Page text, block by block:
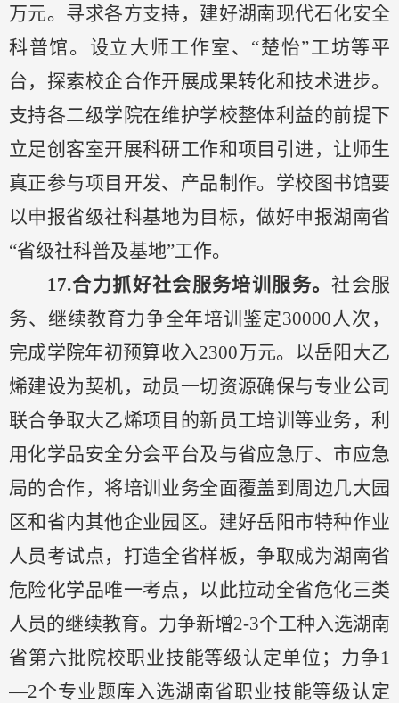
万元。寻求各方支持，建好湖南现代石化安全
科普馆。设立大师工作室、“楚怡”工坊等平
台，探索校企合作开展成果转化和技术进步。
支持各二级学院在维护学校整体利益的前提下
立足创客室开展科研工作和项目引进，让师生
真正参与项目开发、产品制作。学校图书馆要
以申报省级社科基地为目标，做好申报湖南省
“省级社科普及基地”工作。
17.合力抓好社会服务培训服务。社会服
务、继续教育力争全年培训鉴定30000人次，
完成学院年初预算收入2300万元。以岳阳大乙
烯建设为契机，动员一切资源确保与专业公司
联合争取大乙烯项目的新员工培训 等业务，利
用化学品安全分会平台及与省应急厅、市应急
局的合作， 将培训 业务全面覆盖到周边几大园
区和省内其他企业园区。建好岳阳市特种作业
人员考试点，打造全省样板，争取成为湖南省
危险化学品唯一考点 ， 以此拉动全省危化三类
人员的继续教育。力争新增2-3个工种入选湖南
省第六批院校职业技能等级认定单位；力争1
—2个专业题库入选湖南省职业技能等级认定